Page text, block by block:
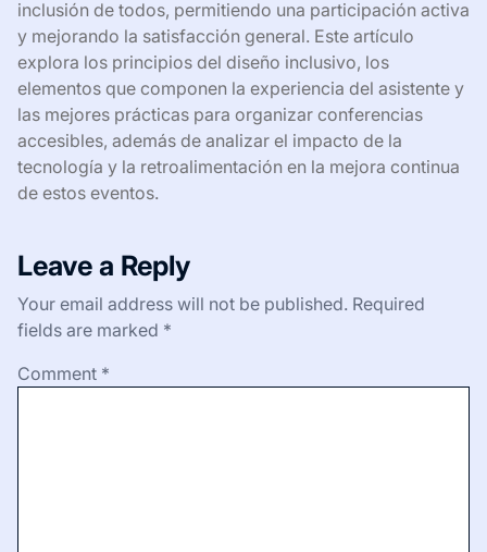
inclusión de todos, permitiendo una participación activa
y mejorando la satisfacción general. Este artículo
explora los principios del diseño inclusivo, los
elementos que componen la experiencia del asistente y
las mejores prácticas para organizar conferencias
accesibles, además de analizar el impacto de la
tecnología y la retroalimentación en la mejora continua
de estos eventos.
Leave a Reply
Your email address will not be published. Required
fields are marked *
Comment *